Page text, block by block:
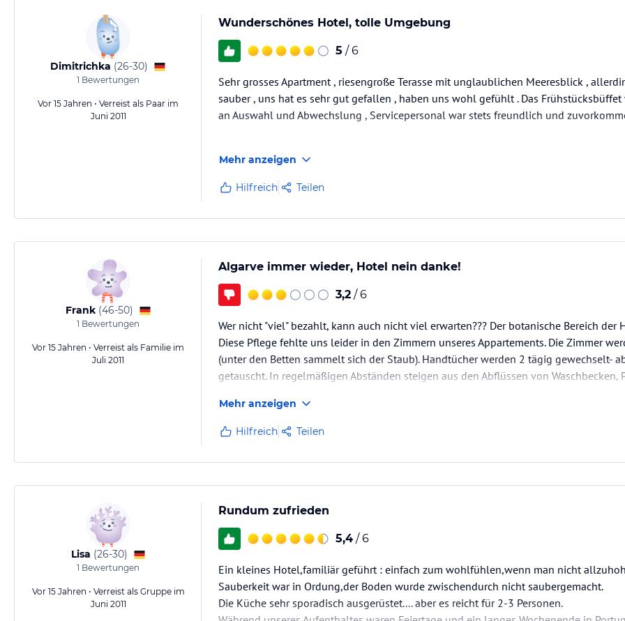
Dimitrichka (26-30)
1 Bewertungen
Vor 15 Jahren • Verreist als Paar im
Juni 2011
Wunderschönes Hotel, tolle Umgebung
5 / 6
Sehr grosses Apartment , riesengroße Terasse mit unglaublichen Meeresblick ,
sauber , uns hat es sehr gut gefallen , haben uns wohl gefühlt . Das
an Auswahl und Abwechslung , Servicepersonal war stets freundlich und
Zimmer ohne W-LAN ,Internet gibt`s an der Rezepcion ,ist aber sehr teuer .Da wir last
für uns die Preis- Leistungverhältnis absolut in Ordnung .Im Juni hatten…
Mehr anzeigen
Hilfreich Teilen
Frank (46-50)
1 Bewertungen
Vor 15 Jahren • Verreist als Familie im
Juli 2011
Algarve immer wieder, Hotel nein danke!
3,2 / 6
Wer nicht "viel" bezahlt, kann auch nicht viel erwarten??? Der botanische Bereich der
Diese Pflege fehlte uns leider in den Zimmern unseres Appartements. Die Zimmer
(unter den Betten sammelt sich der Staub). Handtücher werden 2 tägig gewechselt-
getauscht. In regelmäßigen Abständen steigen aus den Abflüssen von Waschbecken,
Mehr anzeigen
Hilfreich Teilen
Lisa (26-30)
1 Bewertungen
Vor 15 Jahren • Verreist als Gruppe im
Juni 2011
Rundum zufrieden
5,4 / 6
Ein kleines Hotel,familiär geführt : einfach zum wohlfühlen,wenn man nicht
Sauberkeit war in Ordung,der Boden wurde zwischendurch nicht saubergemacht.
Die Küche sehr sporadisch ausgerüstet.... aber es reicht für 2-3 Personen.